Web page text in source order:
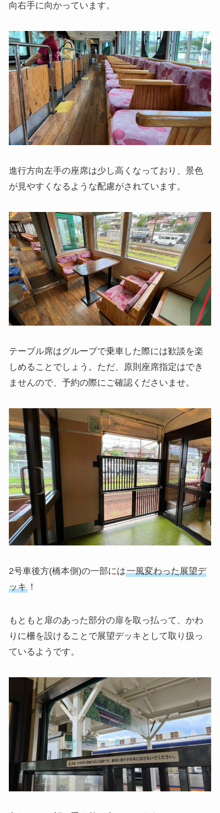
向右手に向かっています。
進行方向左手の座席は少し高くなっており、景色
が見やすくなるような配慮がされています。
テーブル席はグループで乗車した際には歓談を楽
しめることでしょう。ただ、原則座席指定はでき
ませんので、予約の際にご確認くださいませ。
2号車後方(橋本側)の一部には一風変わった展望デ
ッキ！
もともと扉のあった部分の扉を取っ払って、かわ
りに柵を設けることで展望デッキとして取り扱っ
ているようです。